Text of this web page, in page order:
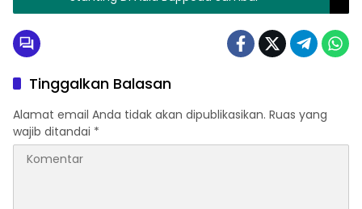
Tinggalkan Balasan
Alamat email Anda tidak akan dipublikasikan. Ruas yang
wajib ditandai *